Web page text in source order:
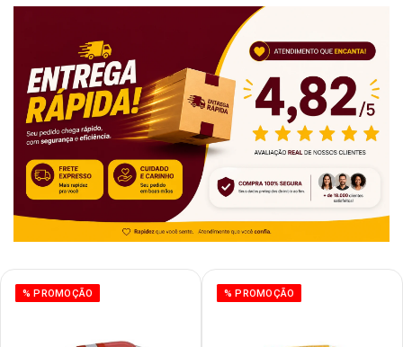
% PROMOÇÃO % PROMOÇÃO